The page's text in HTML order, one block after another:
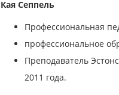
Кая Сеппель
Профессиональная
профессиональное
Преподаватель
2011 года.